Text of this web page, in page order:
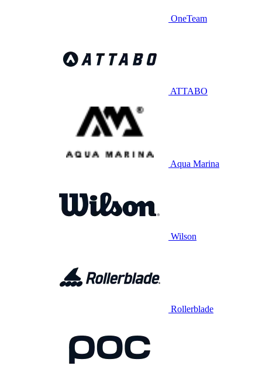
OneTeam
ATTABO
Aqua Marina
Wilson
Rollerblade